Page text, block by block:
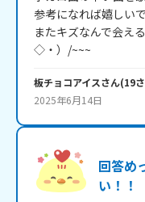
参考になれば嬉しい
またキズなんで会え
◇・）/~~~
板チョコアイスさん(19
2025年6月14日
回答め
い！！